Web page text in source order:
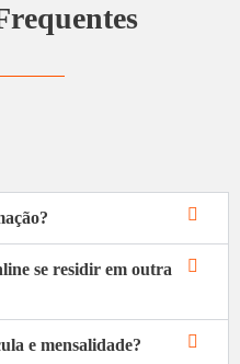
se residir em outra
e mensalidade?